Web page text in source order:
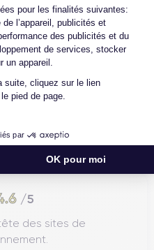
pour les finalités suivantes:
l’appareil, publicités et
des publicités et du
de services, stocker
appareil.
suite, cliquez sur le lien
pied de page.
par
OK pour moi
/5
des sites de